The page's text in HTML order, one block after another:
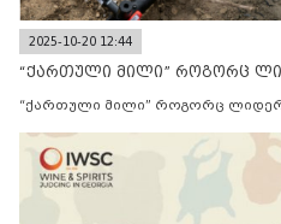
2025-10-20 12:44
“ქართული მილი” როგორც
“ქართული მილი” როგორც